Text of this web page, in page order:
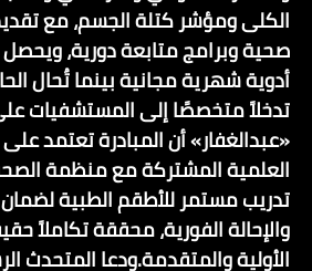
الكلى ومؤشر كتلة الجسم، مع
صحية وبرامج متابعة دورية،
أدوية شهرية مجانية بينما تُحال
تدخلاً متخصصًا إلى المستشفيات
«عبدالغفار» أن المبادرة تعتمد
العلمية المشتركة مع منظمة
تدريب مستمر للأطقم الطبية
والإحالة الفورية، محققة تكاملاً
الأولية والمتقدمة.ودعا المتحدث